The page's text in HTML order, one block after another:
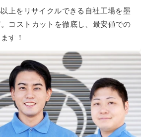
上をリサイクルできる自社工場を墨
コストカットを徹底し、最安値での
す！